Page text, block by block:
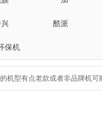
酷派
保机
机型有点老款或者非品牌机